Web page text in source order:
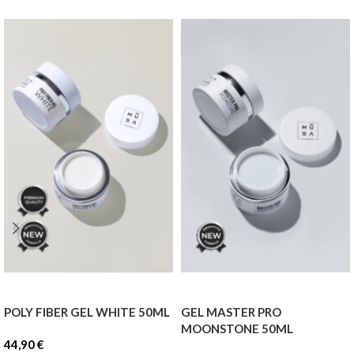
POLY FIBER GEL WHITE 50ML
44,90€
GEL MASTER PRO
MOONSTONE 50ML